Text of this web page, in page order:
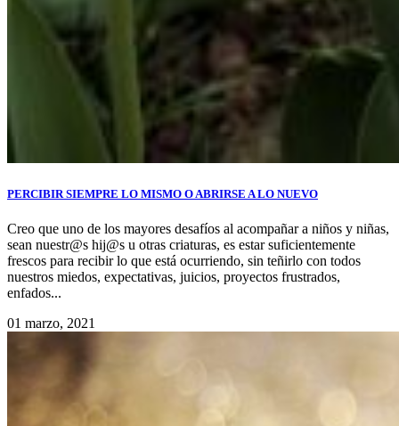
PERCIBIR SIEMPRE LO MISMO O ABRIRSE A LO NUEVO
Creo que uno de los mayores desafíos al acompañar a niños y niñas,
sean nuestr@s hij@s u otras criaturas, es estar suficientemente
frescos para recibir lo que está ocurriendo, sin teñirlo con todos
nuestros miedos, expectativas, juicios, proyectos frustrados,
enfados...
01 marzo, 2021